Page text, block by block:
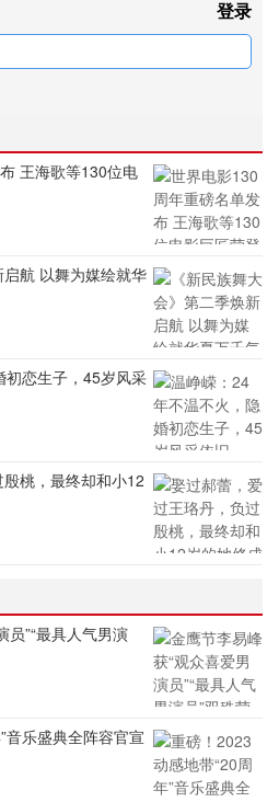
登录
王海歌等130位电
绘就华
恋生子，45岁风采
桃，最终却和小12
员”“最具人气男演
音乐盛典全阵容官宣